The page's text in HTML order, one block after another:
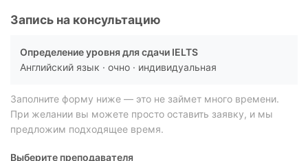
Запись на консультацию
Определение уровня для сдачи IELTS
Английский язык · очно · индивидуальная
Заполните форму ниже — это не займет много времени.
При желании вы можете просто оставить заявку, и мы
предложим подходящее время.
Выберите преподавателя